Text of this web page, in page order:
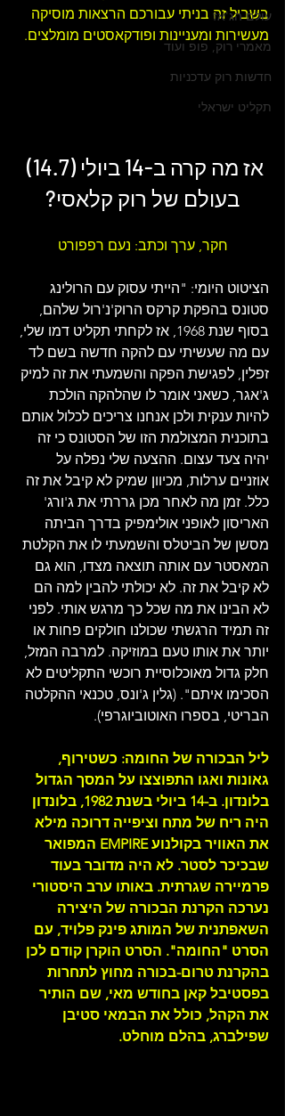
עולם הג'אז
מאמרי רוק, פופ ועוד
חדשות רוק עדכניות
תקליט ישראלי
בשביל זה בניתי עבורכם הרצאות מוסיקה
מעשירות ומעניינות ופודקאסטים מומלצים.
אז מה קרה ב-14 ביולי (14.7)
בעולם של רוק קלאסי?
חקר, ערך וכתב: נעם רפפורט
הציטוט היומי: "הייתי עסוק עם הרולינג
סטונס בהפקת קרקס הרוק'נ'רול שלהם,
בסוף שנת 1968, אז לקחתי תקליט דמו שלי,
עם מה שעשיתי עם להקה חדשה בשם לד
זפלין, לפגישת הפקה והשמעתי את זה למיק
ג'אגר, כשאני אומר לו שהלהקה הולכת
להיות ענקית ולכן אנחנו צריכים לכלול אותם
בתוכנית המצולמת הזו של הסטונס כי זה
יהיה צעד עצום. ההצעה שלי נפלה על
אוזניים ערלות, מכיוון שמיק לא קיבל את זה
כלל. זמן מה לאחר מכן גררתי את ג'ורג'
האריסון לאופני אולימפיק בדרך הביתה
מסשן של הביטלס והשמעתי לו את הקלטת
המאסטר עם אותה תוצאה מצדו, הוא גם
לא קיבל את זה. לא יכולתי להבין למה הם
לא הבינו את מה שכל כך מרגש אותי. לפני
זה תמיד הרגשתי שכולנו חולקים פחות או
יותר את אותו טעם במוזיקה. למרבה המזל,
חלק גדול מאוכלוסיית רוכשי התקליטים לא
הסכימו איתם". (גלין ג'ונס, טכנאי ההקלטה
הבריטי, בספרו האוטוביוגרפי).
ליל הבכורה של החומה: כשטירוף,
גאונות ואגו התפוצצו על המסך הגדול
בלונדון. ב-14 ביולי בשנת 1982, בלונדון
היה ריח של מתח וציפייה דרוכה מילא
את האוויר בקולנוע EMPIRE המפואר
שבכיכר לסטר. לא היה מדובר בעוד
פרמיירה שגרתית. באותו ערב היסטורי
נערכה הקרנת הבכורה של היצירה
השאפתנית של המותג פינק פלויד, עם
הסרט "החומה". הסרט הוקרן קודם לכן
בהקרנת טרום-בכורה מחוץ לתחרות
בפסטיבל קאן בחודש מאי, שם הותיר
את הקהל, כולל את הבמאי סטיבן
שפילברג, בהלם מוחלט.